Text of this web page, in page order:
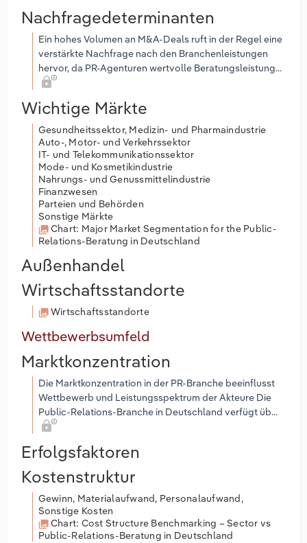
Nachfragedeterminanten
Ein hohes Volumen an M&A-Deals ruft in der Regel eine
verstärkte Nachfrage nach den Branchenleistungen
hervor, da PR-Agenturen wertvolle Beratungsleistung...
Wichtige Märkte
Gesundheitssektor, Medizin- und Pharmaindustrie
Auto-, Motor- und Verkehrssektor
IT- und Telekommunikationssektor
Mode- und Kosmetikindustrie
Nahrungs- und Genussmittelindustrie
Finanzwesen
Parteien und Behörden
Sonstige Märkte
Chart: Major Market Segmentation for the Public-
Relations-Beratung in Deutschland
Außenhandel
Wirtschaftsstandorte
Wirtschaftsstandorte
Wettbewerbsumfeld
Marktkonzentration
Die Marktkonzentration in der PR-Branche beeinflusst
Wettbewerb und Leistungsspektrum der Akteure Die
Public-Relations-Branche in Deutschland verfügt üb...
Erfolgsfaktoren
Kostenstruktur
Gewinn, Materialaufwand, Personalaufwand,
Sonstige Kosten
Chart: Cost Structure Benchmarking – Sector vs
Public-Relations-Beratung in Deutschland